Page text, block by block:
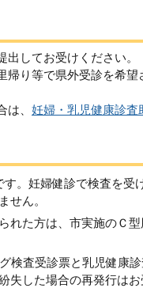
してお受けください。
帰り等で県外受診を希
、 妊婦・乳児健康診査
。妊婦健診で検査を受
せん。
れた方は、市実施のＣ
検査受診票と乳児健康
失した場合の再発行はお